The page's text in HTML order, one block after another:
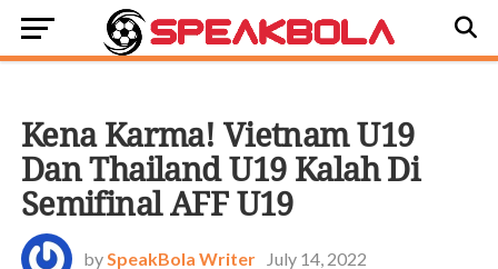
Kena Karma! Vietnam U19
Dan Thailand U19 Kalah Di
Semifinal AFF U19
bySpeakBola Writer July 14, 2022